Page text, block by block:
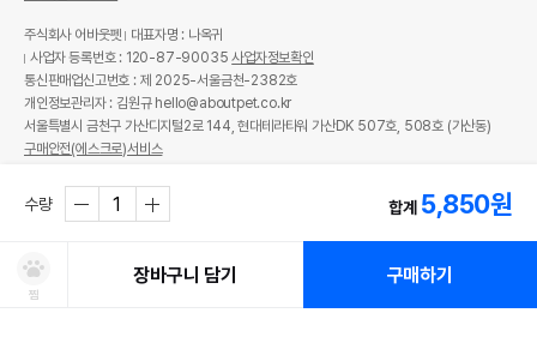
수량 합계 5,850원
찜
장바구니 담기 구매하기
주식회사 어바웃펫
대표자명 : 나옥귀
사업자 등록번호 : 120-87-90035사업자정보확인
통신판매업신고번호 : 제 2025-서울금천-2382호
개인정보관리자 : 김원규 hello@aboutpet.co.kr
서울특별시 금천구 가산디지털2로 144, 현대테라타워 가산DK 507호, 508호 (가산동)
구매안전(에스크로)서비스